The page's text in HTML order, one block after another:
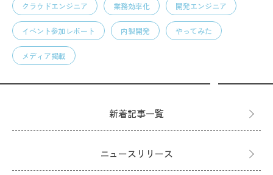
クラウドエンジニア 業務効率化 開発エンジニア
イベント参加レポート 内製開発 やってみた
メディア掲載
新着記事一覧
ニュースリリース